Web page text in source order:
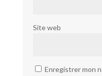
Site web
Enregistrer mon